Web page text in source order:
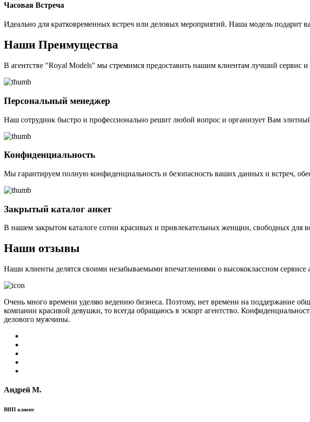
Часовая Встреча
Идеально для кратковременных встреч или деловых мероприятий. Наша модель подарит
Наши Преимущества
В агентстве "Royal Models" мы стремимся предоставить нашим клиентам лучший
Персональный менеджер
Наш сотрудник быстро и профессионально решит любой вопрос и организует Вам
Конфиденциальность
Мы гарантируем полную конфиденциальность и безопасность ваших данных и встреч,
Закрытый каталог анкет
В нашем закрытом каталоге сотни красивых и привлекательных женщин, свободных для
Наши отзывы
Наши клиенты делятся своими незабываемыми впечатлениями о высококлассном сервисе
Очень много времени уделяю ведению бизнеса. Поэтому, нет времени на поддержание
компании красивой девушки, то всегда обращаюсь в эскорт агентство.
делового мужчины.
Андрей М.
ВИП клиент